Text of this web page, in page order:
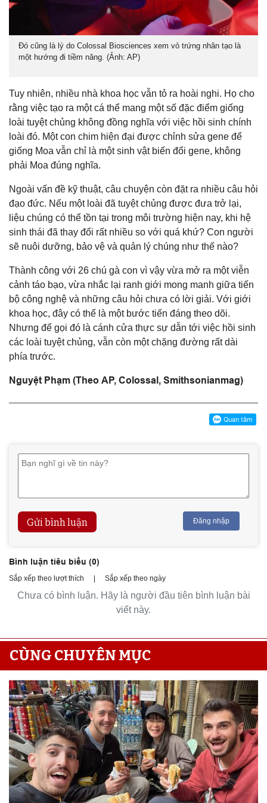
Đó cũng là lý do Colossal Biosciences xem vỏ trứng nhân tạo là
một hướng đi tiềm năng. (Ảnh: AP)
Tuy nhiên, nhiều nhà khoa học vẫn tỏ ra hoài nghi. Họ cho
rằng việc tạo ra một cá thể mang một số đặc điểm giống
loài tuyệt chủng không đồng nghĩa với việc hồi sinh chính
loài đó. Một con chim hiện đại được chỉnh sửa gene để
giống Moa vẫn chỉ là một sinh vật biến đổi gene, không
phải Moa đúng nghĩa.
Ngoài vấn đề kỹ thuật, câu chuyện còn đặt ra nhiều câu hỏi
đạo đức. Nếu một loài đã tuyệt chủng được đưa trở lại,
liệu chúng có thể tồn tại trong môi trường hiện nay, khi hệ
sinh thái đã thay đổi rất nhiều so với quá khứ? Con người
sẽ nuôi dưỡng, bảo vệ và quản lý chúng như thế nào?
Thành công với 26 chú gà con vì vậy vừa mở ra một viễn
cảnh táo bạo, vừa nhắc lại ranh giới mong manh giữa tiến
bộ công nghệ và những câu hỏi chưa có lời giải. Với giới
khoa học, đây có thể là một bước tiến đáng theo dõi.
Nhưng để gọi đó là cánh cửa thực sự dẫn tới việc hồi sinh
các loài tuyệt chủng, vẫn còn một chặng đường rất dài
phía trước.
Nguyệt Phạm (Theo AP, Colossal, Smithsonianmag)
Gửi bình luận Đăng nhập
Bình luận tiêu biểu (0)
Sắp xếp theo lượt thích Sắp xếp theo ngày
Chưa có bình luận. Hãy là người đầu tiên bình luận bài
viết này.
CÙNG CHUYÊN MỤC